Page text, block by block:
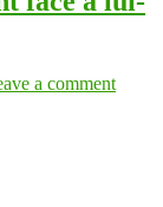
a comment